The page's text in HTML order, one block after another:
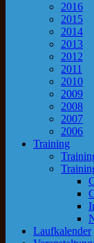
2016
2015
2014
2013
2012
2011
2010
2009
2008
2007
2006
Training
Laufkalender